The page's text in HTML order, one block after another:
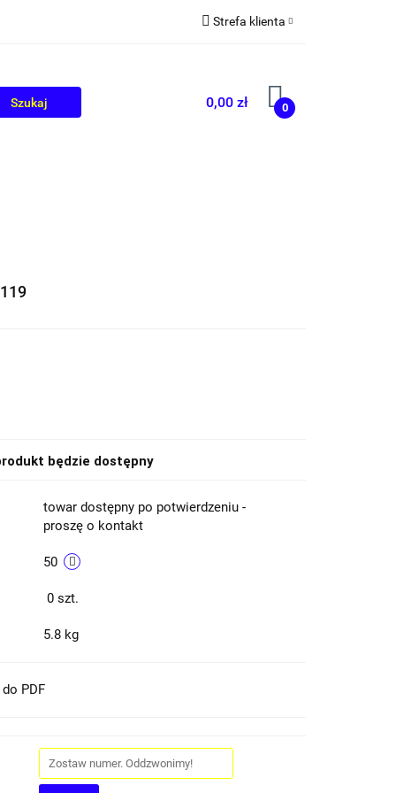
Strefa klienta
Zarejestruj się
Dodaj zgłoszenie
0,00 zł 0
będzie dostępny
towar dostępny po potwierdzeniu -
proszę o kontakt
50
0 szt.
5.8 kg
PDF